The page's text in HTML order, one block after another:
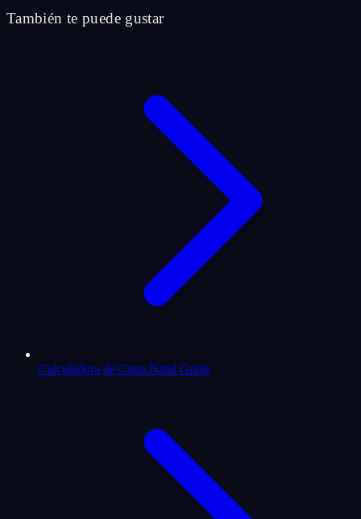
También te puede gustar
Calculadora de Carta Natal Gratis